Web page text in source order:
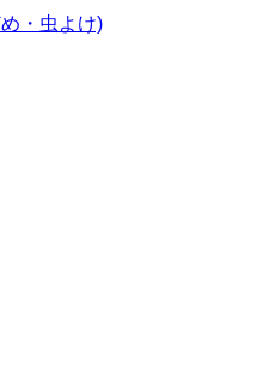
・虫よけ)